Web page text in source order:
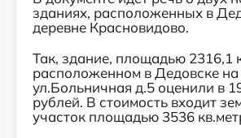
зданиях, расположенных в
деревне Красновидово.
Так, здание, площадью 2316,1
расположенном в Дедовске на
ул.Больничная д.5 оценили в
рублей. В стоимость входит
участок площадью 3536